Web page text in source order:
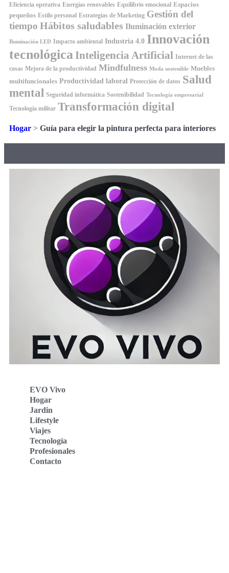
Eficiencia operativa Energías renovables Equilibrio emocional Espacios
pequeños Estilo personal Estrategias de Marketing Gestión del
tiempo Hábitos saludables Iluminación exterior
Iluminación LED Impacto ambiental Industria 4.0 Innovación
tecnológica Inteligencia Artificial Internet de las
cosas Mejora de la productividad Mindfulness Moda sostenible Muebles
multifuncionales Productividad laboral Protección de datos Salud
mental Seguridad informática Sostenibilidad Tecnología empresarial
Tecnología militar Transformación digital
Hogar > Guía para elegir la pintura perfecta para interiores
EVO Vivo
Hogar
Jardin
Lifestyle
Viajes
Tecnología
Profesionales
Contacto